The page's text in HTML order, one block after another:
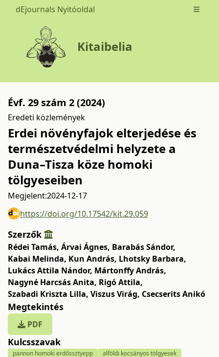
dEjournals Nyitóoldal Open
Kitaibelia
Évf. 29 szám 2 (2024)
Eredeti közlemények
Erdei növényfajok elterjedése és
természetvédelmi helyzete a
Duna–Tisza köze homoki
tölgyeseiben
Megjelent:2024-12-17
https://doi.org/10.17542/kit.29.059
Szerzők
Rédei Tamás, Árvai Ágnes, Barabás Sándor,
Kabai Melinda, Kun András, Lhotsky Barbara,
Lukács Attila Nándor, Mártonffy András,
Nagyné Harcsás Anita, Rigó Attila,
Szabadi Kriszta Lilla, Viszus Virág, Csecserits Anikó
Megtekintés
PDF
Kulcsszavak
pannon homoki erdőssztyepp
alföldi kocsányos tölgyesek